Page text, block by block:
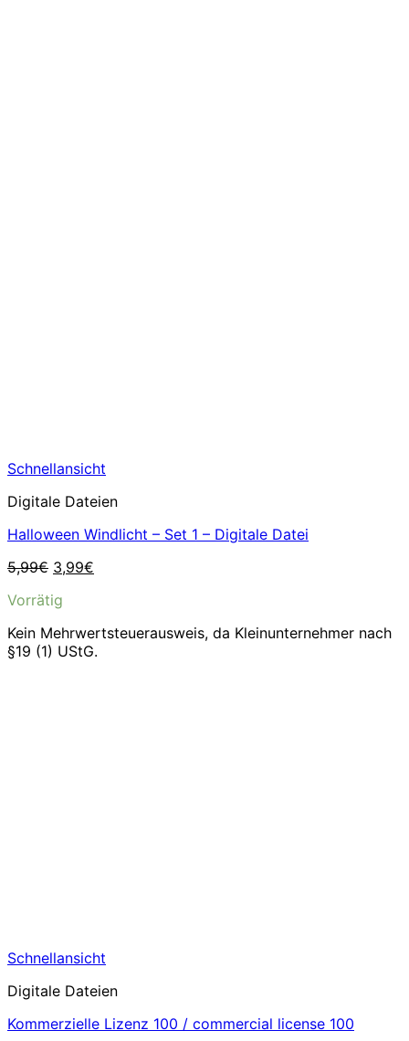
Schnellansicht
Digitale Dateien
Halloween Windlicht – Set 1 – Digitale Datei
5,99€ Ursprünglicher
war:
3,99€
Vorrätig
Kein Mehrwertsteuerausweis, da Kleinunternehmer nach
§19 (1) UStG.
Schnellansicht
Digitale Dateien
Kommerzielle Lizenz 100 / commercial license 100